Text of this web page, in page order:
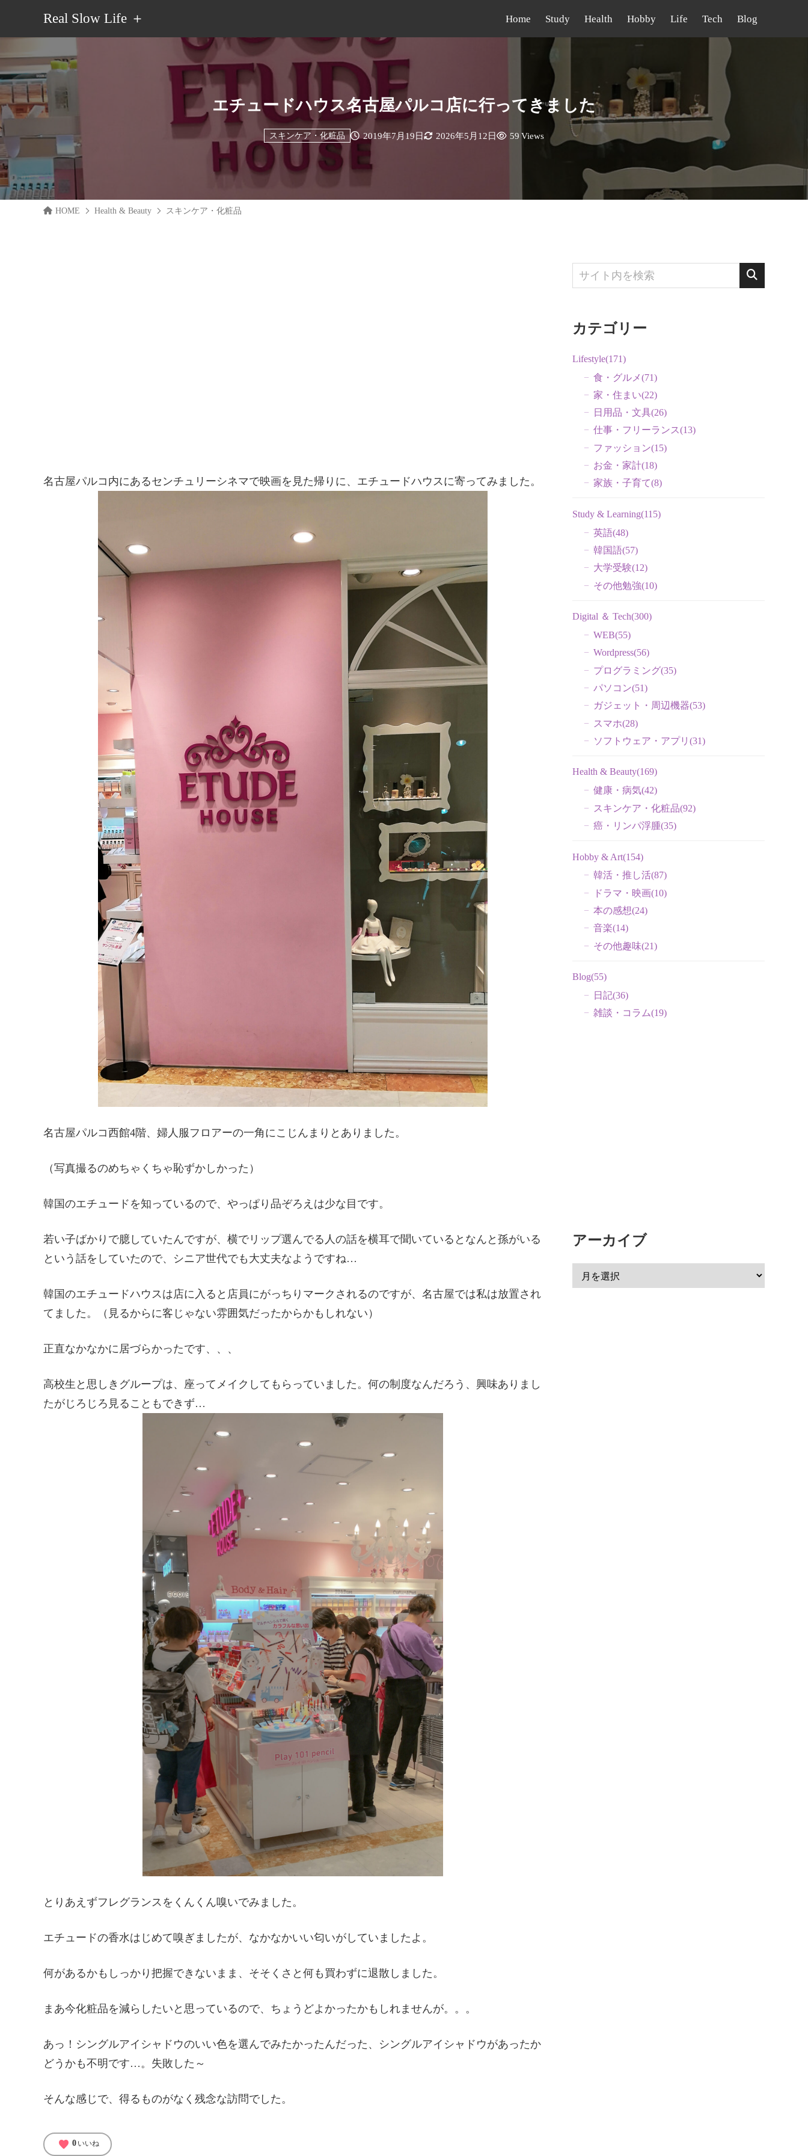
Real Slow Life ＋ Home Study Health Hobby Life Tech Blog
エチュードハウス名古屋パルコ店に行ってきました
2019年7月19日 2026年5月12日
スキンケア・化粧品 59 Views
HOME Health & Beauty スキンケア・化粧品
名古屋パルコ内にあるセンチュリーシネマで映画を見た帰りに、エチュードハウスに寄ってみました。
名古屋パルコ西館4階、婦人服フロアーの一角にこじんまりとありました。
（写真撮るのめちゃくちゃ恥ずかしかった）
韓国のエチュードを知っているので、やっぱり品ぞろえは少な目です。
若い子ばかりで臆していたんですが、横でリップ選んでる人の話を横耳で聞いているとなんと孫がいる
という話をしていたので、シニア世代でも大丈夫なようですね…
韓国のエチュードハウスは店に入ると店員にがっちりマークされるのですが、名古屋では私は放置され
てました。（見るからに客じゃない雰囲気だったからかもしれない）
正直なかなかに居づらかったです、、、
高校生と思しきグループは、座ってメイクしてもらっていました。何の制度なんだろう、興味ありまし
たがじろじろ見ることもできず…
とりあえずフレグランスをくんくん嗅いでみました。
エチュードの香水はじめて嗅ぎましたが、なかなかいい匂いがしていましたよ。
何があるかもしっかり把握できないまま、そそくさと何も買わずに退散しました。
まあ今化粧品を減らしたいと思っているので、ちょうどよかったかもしれませんが。。。
あっ！シングルアイシャドウのいい色を選んでみたかったんだった、シングルアイシャドウがあったか
どうかも不明です…。失敗した～
そんな感じで、得るものがなく残念な訪問でした。
favorite 0 いいね
カテゴリー
Lifestyle(171)
食・グルメ(71)
家・住まい(22)
日用品・文具(26)
仕事・フリーランス(13)
ファッション(15)
お金・家計(18)
家族・子育て(8)
Study & Learning(115)
英語(48)
韓国語(57)
大学受験(12)
その他勉強(10)
Digital ＆ Tech(300)
WEB(55)
Wordpress(56)
プログラミング(35)
パソコン(51)
ガジェット・周辺機器(53)
スマホ(28)
ソフトウェア・アプリ (31)
Health & Beauty(169)
健康・病気(42)
スキンケア・化粧品(92)
癌・リンパ浮腫(35)
Hobby & Art(154)
韓活・推し活(87)
ドラマ・映画(10)
本の感想(24)
音楽(14)
その他趣味(21)
Blog(55)
日記(36)
雑談・コラム(19)
アーカイブ